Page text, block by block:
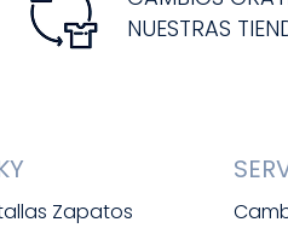
NUESTRAS
Zapatos